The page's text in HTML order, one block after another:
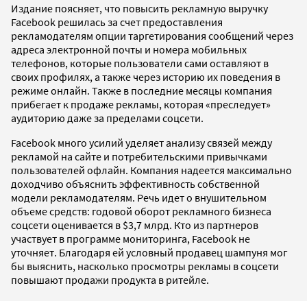
Издание поясняет, что повысить рекламную выручку
Facebook решилась за счет предоставления
рекламодателям опции таргетирования сообщений через
адреса электронной почты и номера мобильных
телефонов, которые пользователи сами оставляют в
своих профилях, а также через историю их поведения в
режиме онлайн. Также в последние месяцы компания
прибегает к продаже рекламы, которая «преследует»
аудиторию даже за пределами соцсети.
Facebook много усилий уделяет анализу связей между
рекламой на сайте и потребительскими привычками
пользователей офлайн. Компания надеется максимально
доходчиво объяснить эффективность собственной
модели рекламодателям. Речь идет о внушительном
объеме средств: годовой оборот рекламного бизнеса
соцсети оценивается в $3,7 млрд. Кто из партнеров
участвует в программе мониторинга, Facebook не
уточняет. Благодаря ей условный продавец шампуня мог
бы выяснить, насколько просмотры рекламы в соцсети
повышают продажи продукта в ритейле.